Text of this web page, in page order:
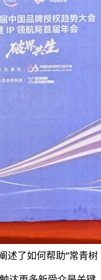
述了如何帮助“常青